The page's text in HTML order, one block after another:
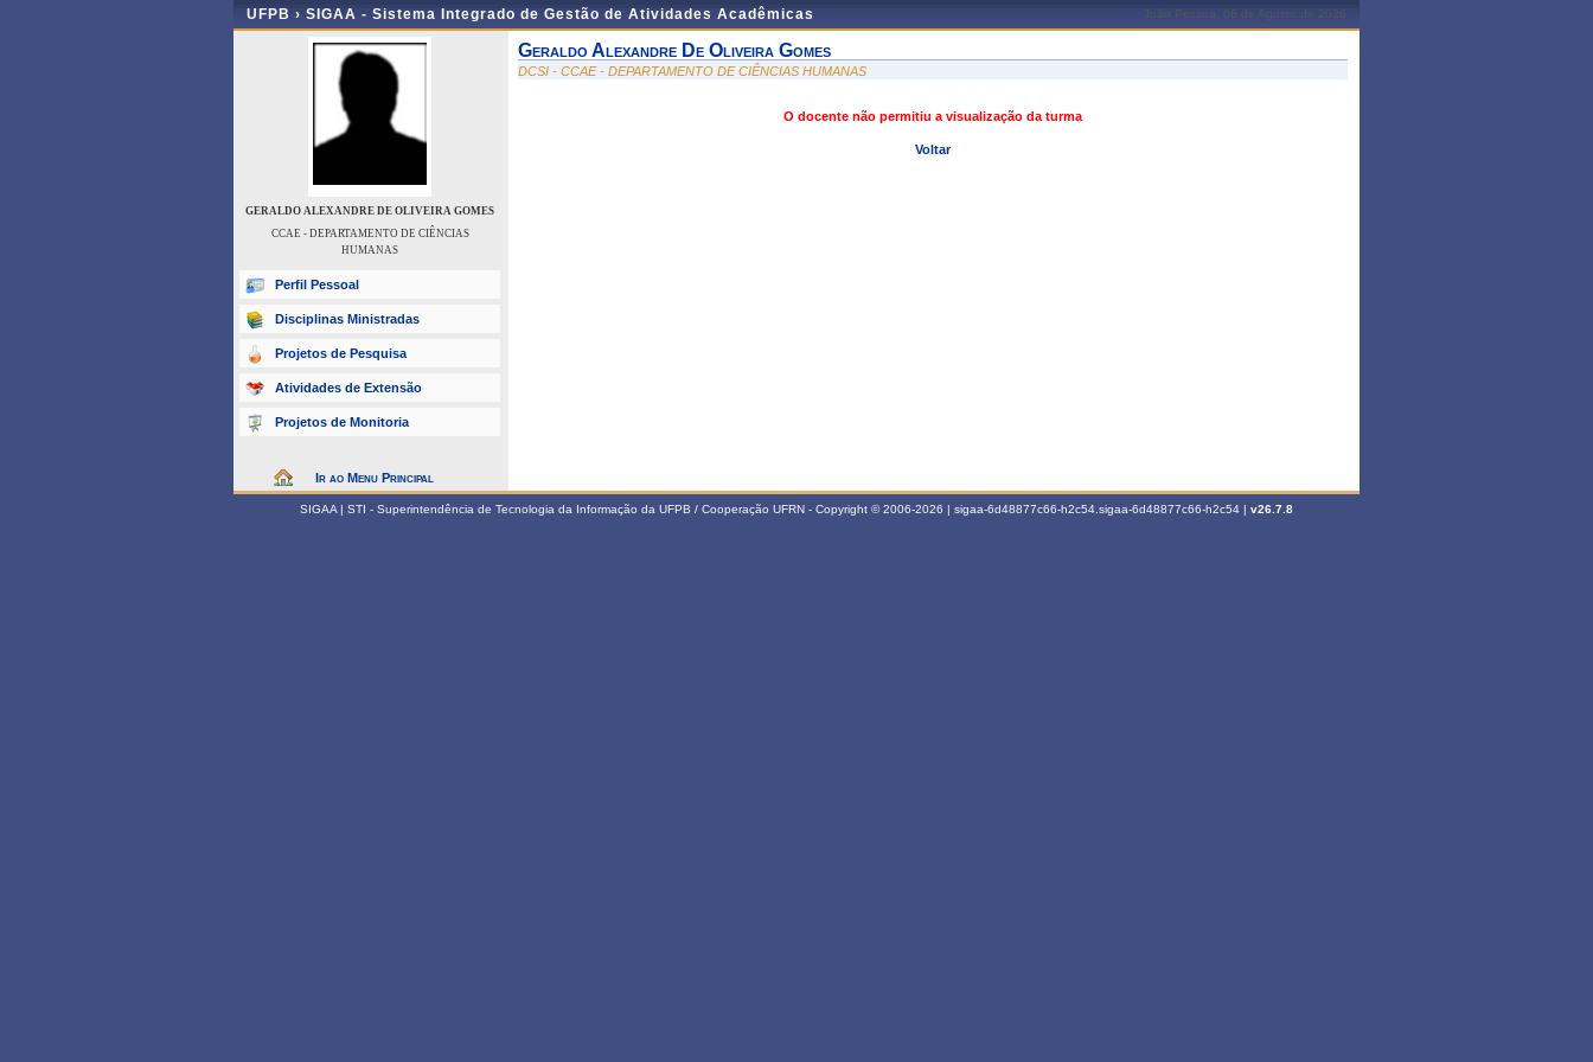
UFPB › SIGAA - Sistema Integrado de Gestão de Atividades Acadêmicas João Pessoa, 06 de Agosto de 2026
GERALDO ALEXANDRE DE OLIVEIRA GOMES
CCAE - DEPARTAMENTO DE CIÊNCIAS
HUMANAS
Perfil Pessoal
Disciplinas Ministradas
Projetos de Pesquisa
Atividades de Extensão
Projetos de Monitoria
Ir ao Menu Principal
Geraldo Alexandre De Oliveira Gomes
DCSI - CCAE - DEPARTAMENTO DE CIÊNCIAS HUMANAS
O docente não permitiu a visualização da turma
Voltar
SIGAA | STI - Superintendência de Tecnologia da Informação da UFPB / Cooperação UFRN - Copyright © 2006-2026 | sigaa-6d48877c66-h2c54.sigaa-6d48877c66-h2c54 | v26.7.8